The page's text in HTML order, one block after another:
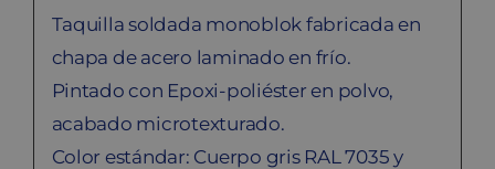
Taquilla soldada monoblok fabricada en
chapa de acero laminado en frío.
Pintado con Epoxi-poliéster en polvo,
acabado microtexturado.
Color estándar: Cuerpo gris RAL 7035 y